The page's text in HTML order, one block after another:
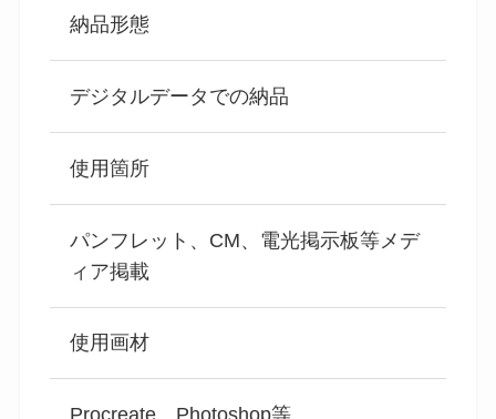
納品形態
デジタルデータでの納品
使用箇所
パンフレット、CM、電光掲示板等メデ
ィア掲載
使用画材